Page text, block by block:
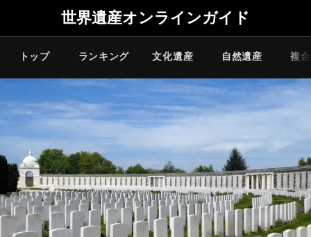
世界遺産オンラインガイド
トップ ランキング 文化遺産 自然遺産 複